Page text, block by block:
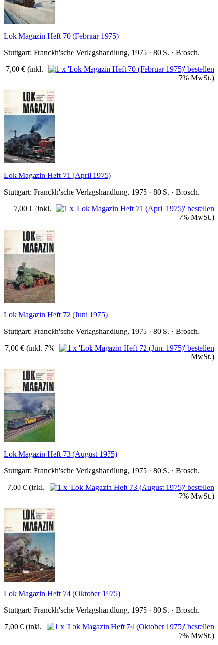
Lok Magazin Heft 70 (Februar 1975)
Stuttgart: Franckh'sche Verlagshandlung, 1975 · 80 S. · Brosch.
7,00 € (inkl.
7% MwSt.)
Lok Magazin Heft 71 (April 1975)
Stuttgart: Franckh'sche Verlagshandlung, 1975 · 80 S. · Brosch.
7,00 € (inkl.
7% MwSt.)
Lok Magazin Heft 72 (Juni 1975)
Stuttgart: Franckh'sche Verlagshandlung, 1975 · 80 S. · Brosch.
7,00 € (inkl. 7%
MwSt.)
Lok Magazin Heft 73 (August 1975)
Stuttgart: Franckh'sche Verlagshandlung, 1975 · 80 S. · Brosch.
7,00 € (inkl.
7% MwSt.)
Lok Magazin Heft 74 (Oktober 1975)
Stuttgart: Franckh'sche Verlagshandlung, 1975 · 80 S. · Brosch.
7,00 € (inkl.
7% MwSt.)